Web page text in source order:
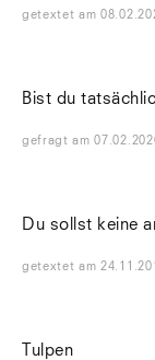
getextet am
Bist du
gefragt am
Du sollst keine
getextet am
Tulpen